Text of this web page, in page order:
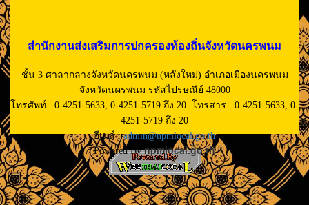
สำนักงานส่งเสริมการปกครองท้องถิ่นจังหวัดนครพนม
ชั้น 3 ศาลากลางจังหวัดนครพนม (หลังใหม่) อำเภอเมืองนครพนม
จังหวัดนครพนม รหัสไปรษณีย์ 48000
โทรศัพท์ : 0-4251-5633, 0-4251-5719 ถึง 20 โทรสาร : 0-4251-5633, 0-
4251-5719 ถึง 20
อีเมล์ :admin@npmlocal.go.th
Powered Bynpmlocal.go.th